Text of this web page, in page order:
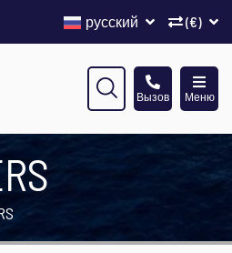
(€)
русский
Меню
Вызов